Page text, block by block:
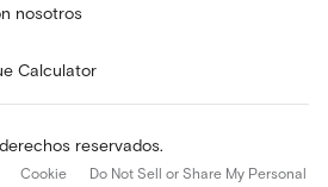
nosotros
Calculator
reservados.
Cookie Do Not Sell or Share My Personal